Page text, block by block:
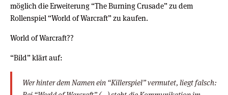
möglich die Erweiterung “The Burning Crusade” zu dem
Rollenspiel “World of Warcraft” zu kaufen.
World of Warcraft??
“Bild” klärt auf:
Wer hinter dem Namen ein “Killerspiel” vermutet, liegt falsch: